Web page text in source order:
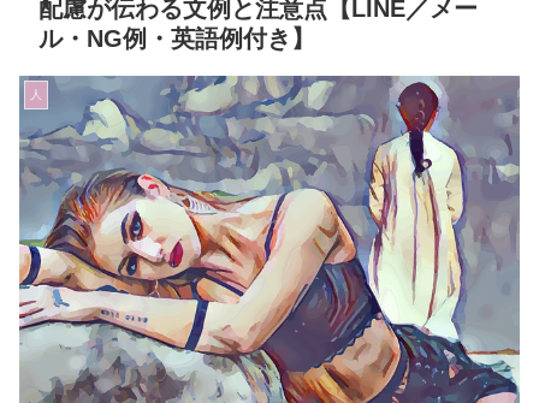
配慮が伝わる文例と注意点【LINE／メー
ル・NG例・英語例付き】
人